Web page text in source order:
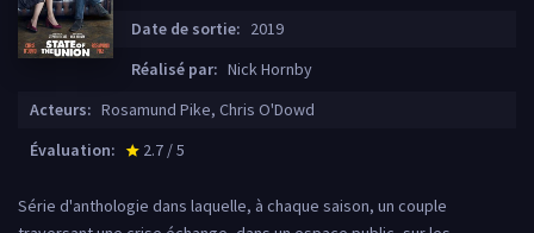
Date de sortie: 2019
Réalisé par: Nick Hornby
Acteurs: Rosamund Pike, Chris O'Dowd
Évaluation:
star_rate
2.7 / 5
Série d'anthologie dans laquelle, à chaque saison, un couple